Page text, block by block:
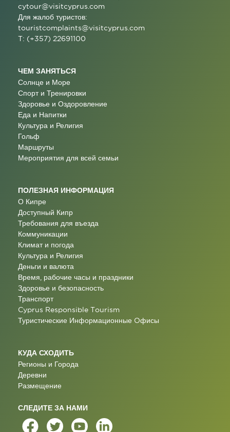
cytour@visitcyprus.com
Для жалоб туристов:
touristcomplaints@visitcyprus.com
T: (+357) 22691100
ЧЕМ ЗАНЯТЬСЯ
Солнце и Море
Спорт и Тренировки
Здоровье и Оздоровление
Еда и Напитки
Культура и Религия
Гольф
Маршруты
Мероприятия для всей семьи
ПОЛЕЗНАЯ ИНФОРМАЦИЯ
О Кипре
Доступный Кипр
Требования для въезда
Коммуникации
Климат и погода
Культура и Религия
Деньги и валюта
Время, рабочие часы и праздники
Здоровье и безопасность
Транспорт
Cyprus Responsible Tourism
Туристические Информационные Oфисы
КУДА СХОДИТЬ
Регионы и Города
Деревни
Размещение
СЛЕДИТЕ ЗА НАМИ